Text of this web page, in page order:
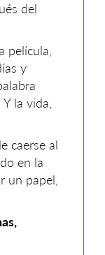
del
película,
y
la vida,
caerse al
en la
un papel,